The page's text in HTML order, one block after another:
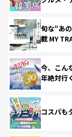
旬な“あ
載 MY
今、こん
年絶対行
コスパも